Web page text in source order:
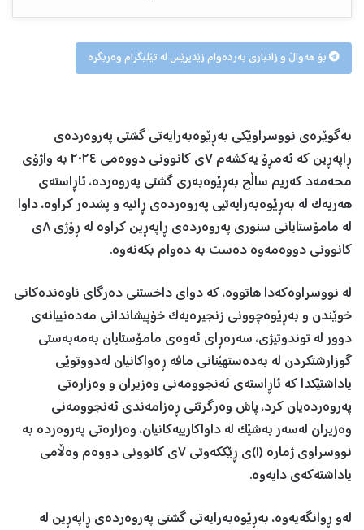
بۆ هەواڵ و زانیاری بەردەوام زێدپرێس لە تێلیگرام وەربگرە
بەگوێرەی نووسراوێکی بەڕێوەبەرایەتی گشتی پەروەردەی
ڕاپەڕین کە ئەمڕۆ یەکشەم ٧ی کانوونی دووەمی ٢٠٢٤ بە واژۆی
محەمەد کەریم ساڵح بەڕێوەبەری گشتی پەروەردە، ئاڕاستەی
هەریەک لە بەڕێوەبەرایەتیی پەروەردەی ڕانیە و پشدەر کراوە، داوا
لە مامۆستایانی سنوری پەروەردەی ڕاپەڕین کراوە لە ڕۆژی ٨ی
کانوونی دووەمەوە دەست بە دەوام بکەنەوە.
لە نووسراوەکەدا هاتووە، کە دوای داخستنی دەرگای ناوەندەکانی
خوێندن و بەڕێوەچوونی زنجیرەیەک خۆپیشاندانی مەدەنییانەی
دوور لە توندوتیژی، سەرەڕای ئەوەی مامۆستایان بەمەبەستی
گوزارشتکردن لە بەدەستهێنانی مافە ڕەواکانیان لەدووتوێی
یاداشتێکدا کە ئاڕاستەی ئەنجوومەنی وەزیران و وەزارەتی
پەروەردەیان کرد، پاش وەرگرتنی ڕەزامەندی ئەنجوومەنی
وەزیران لەسەر بەشێک لە داواکارییەکانیان، وەزارەتی پەروەردە بە
نووسراوی ژمارە (١)ی ڕێککەوتی ٧ی کانوونی دووەم وەڵامی
یاداشتەکەی دایەوە.
لەو ڕوانگەیەوە، بەڕێوەبەرایەتی گشتی پەروەردەی ڕاپەڕین لە